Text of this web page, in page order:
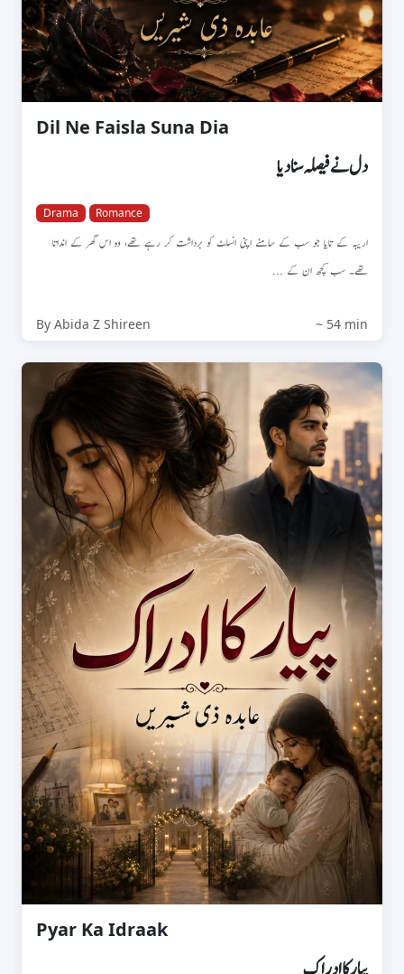
Dil Ne Faisla Suna Dia
دل نے فیصلہ سنا دیا
Drama Romance
اریبہ کے تایا جو سب کے سامنے اپنی انسلٹ کو برداشت کر رہے تھے، وہ اس گھر کے انداتا
تھے۔ سب کچھ ان کے ...
By Abida Z Shireen ~ 54 min
Pyar Ka Idraak